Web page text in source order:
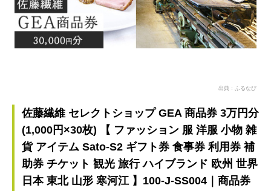
出典：ふるなび
佐藤繊維 セレクトショップ GEA 商品券 3万円分
(1,000円×30枚) 【 ファッション 服 洋服 小物 雑
貨 アイテム Sato-S2 ギフト券 食事券 利用券 補
助券 チケット 観光 旅行 ハイブランド 欧州 世界
日本 東北 山形 寒河江 】100-J-SS004｜商品券